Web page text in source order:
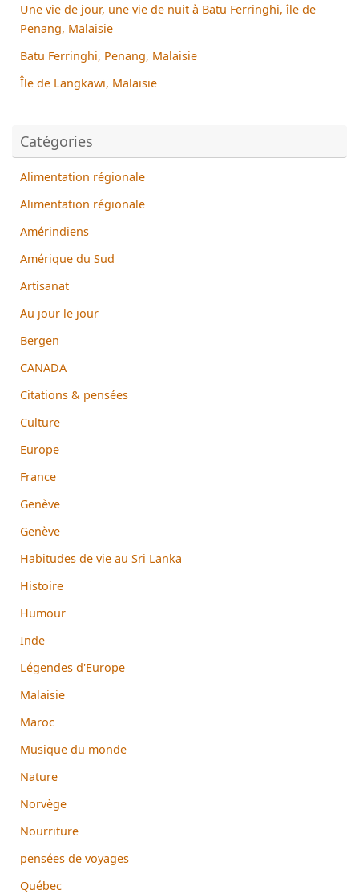
Une vie de jour, une vie de nuit à Batu Ferringhi, île de
Penang, Malaisie
Batu Ferringhi, Penang, Malaisie
Île de Langkawi, Malaisie
Catégories
Alimentation régionale
Alimentation régionale
Amérindiens
Amérique du Sud
Artisanat
Au jour le jour
Bergen
CANADA
Citations & pensées
Culture
Europe
France
Genève
Genève
Habitudes de vie au Sri Lanka
Histoire
Humour
Inde
Légendes d'Europe
Malaisie
Maroc
Musique du monde
Nature
Norvège
Nourriture
pensées de voyages
Québec